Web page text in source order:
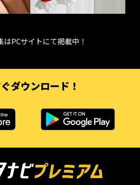
はPCサイトにて掲載中！
ダウンロード！